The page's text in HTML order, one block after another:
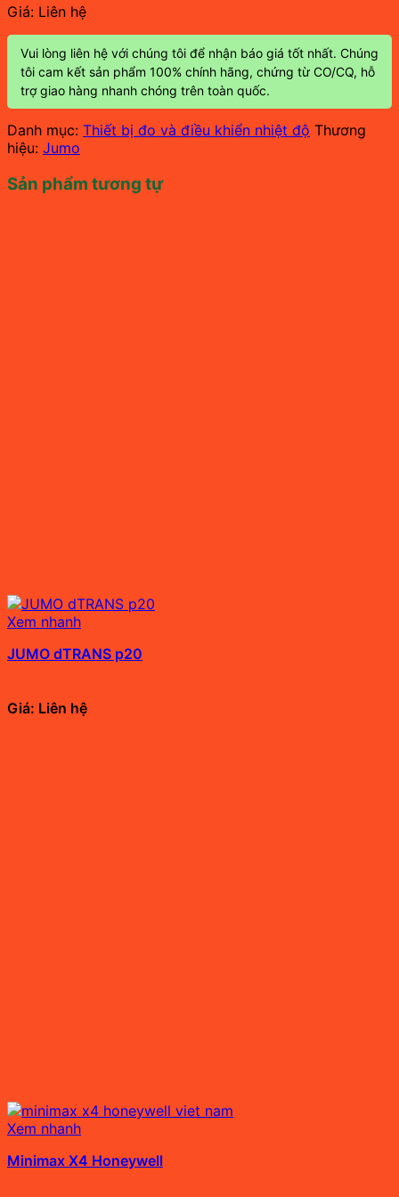
Giá: Liên hệ
Vui lòng liên hệ với chúng tôi để nhận báo giá tốt nhất. Chúng
tôi cam kết sản phẩm 100% chính hãng, chứng từ CO/CQ, hỗ
trợ giao hàng nhanh chóng trên toàn quốc.
Danh mục: Thiết bị đo và điều khiển nhiệt độ Thương
hiệu: Jumo
Sản phẩm tương tự
Xem nhanh
JUMO dTRANS p20
Giá: Liên hệ
Xem nhanh
Minimax X4 Honeywell